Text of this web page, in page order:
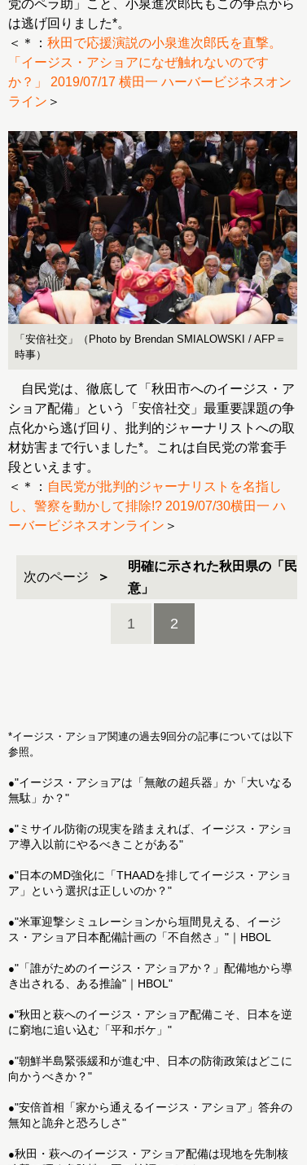
党のペラ助」こと、小泉進次郎氏もこの争点から
は逃げ回りました*。
＜＊： 秋田で応援演説の小泉進次郎氏を直撃。
「イージス・アショアになぜ触れないのです
か？」 2019/07/17 横田一 ハーバービジネスオン
ライン ＞
「安倍社交」（Photo by Brendan SMIALOWSKI / AFP＝
時事）
自民党は、徹底して「秋田市へのイージス・ア
ショア配備」という「安倍社交」最重要課題の争
点化から逃げ回り、批判的ジャーナリストへの取
材妨害まで行いました*。これは自民党の常套手
段といえます。
＜＊： 自民党が批判的ジャーナリストを名指し
し、警察を動かして排除!? 2019/07/30横田一 ハ
ーバービジネスオンライン ＞
次のページ
明確に示された秋田県の「民
意」
1 2
*イージス・アショア関連の過去9回分の記事については以下
参照。
●"イージス・アショアは「無敵の超兵器」か「大いなる
無駄」か？"
●"ミサイル防衛の現実を踏まえれば、イージス・アショ
ア導入以前にやるべきことがある"
●"日本のMD強化に「THAADを排してイージス・アショ
ア」という選択は正しいのか？"
●"米軍迎撃シミュレーションから垣間見える、イージ
ス・アショア日本配備計画の「不自然さ」"｜HBOL
●"「誰がためのイージス・アショアか？」配備地から導
き出される、ある推論"｜HBOL"
●"秋田と萩へのイージス・アショア配備こそ、日本を逆
に窮地に追い込む「平和ボケ」"
●"朝鮮半島緊張緩和が進む中、日本の防衛政策はどこに
向かうべきか？"
●"安倍首相「家から通えるイージス・アショア」答弁の
無知と詭弁と恐ろしさ"
●秋田・萩へのイージス・アショア配備は現地を先制核